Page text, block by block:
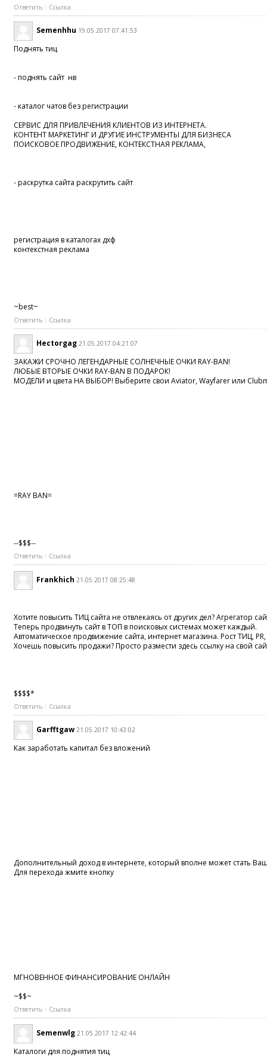
Ответить Ссылка
Semenhhu 19.05.2017 07:41:53
Поднять тиц
- поднять сайт нв
- каталог чатов без регистрации
СЕРВИС ДЛЯ ПРИВЛЕЧЕНИЯ КЛИЕНТОВ ИЗ ИНТЕРНЕТА.
КОНТЕНТ МАРКЕТИНГ И ДРУГИЕ ИНСТРУМЕНТЫ ДЛЯ БИЗНЕСА
ПОИСКОВОЕ ПРОДВИЖЕНИЕ, КОНТЕКСТНАЯ РЕКЛАМА,
- раскрутка сайта раскрутить сайт
регистрация в каталогах дхф
контекстная реклама
~best~
Ответить Ссылка
Hectorgag 21.05.2017 04:21:07
ЗАКАЖИ СРОЧНО ЛЕГЕНДАРНЫЕ СОЛНЕЧНЫЕ ОЧКИ RAY-BAN!
ЛЮБЫЕ ВТОРЫЕ ОЧКИ RAY-BAN В ПОДАРОК!
МОДЕЛИ и цвета НА ВЫБОР! Выберите свои Aviator, Wayfarer или
=RAY BAN=
--$$$--
Ответить Ссылка
Frankhich 21.05.2017 08:25:48
Хотите повысить ТИЦ сайта не отвлекаясь от других дел? Агрегатор
Теперь продвинуть сайт в ТОП в поисковых системах может каждый.
Автоматическое продвижение сайта, интернет магазина. Рост ТИЦ,
Хочешь повысить продажи? Просто размести здесь ссылку на свой
$$$$*
Ответить Ссылка
Garfftgaw 21.05.2017 10:43:02
Как заработать капитал без вложений
Дополнительный доход в интернете, который вполне может стать
Для перехода жмите кнопку
МГНОВЕННОЕ ФИНАНСИРОВАНИЕ ОНЛАЙН
~$$~
Ответить Ссылка
Semenwlg 21.05.2017 12:42:44
Каталоги для поднятия тиц